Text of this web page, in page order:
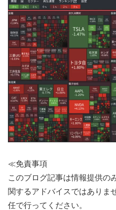
≪免責事項
このブログ記事は情報提供の
関するアドバイスではありま
任で行ってください。